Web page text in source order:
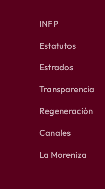
INFP
Estatutos
Estrados
Transparencia
Regeneración
Canales
La Moreniza